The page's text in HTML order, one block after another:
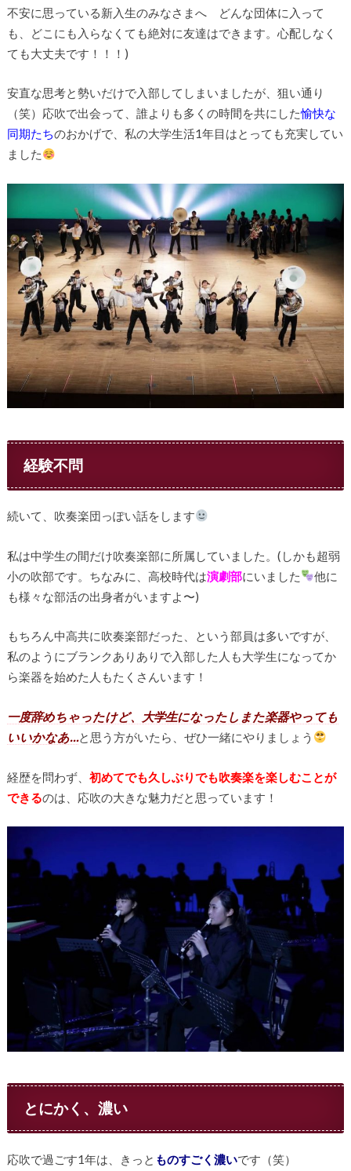
不安に思っている新入生のみなさまへ どんな団体に入って
も、どこにも入らなくても絶対に友達はできます。心配しなく
ても大丈夫です！！！)
安直な思考と勢いだけで入部してしまいましたが、狙い通り
（笑）応吹で出会って、誰よりも多くの時間を共にした愉快な
同期たちのおかげで、私の大学生活1年目はとっても充実してい
ました
経験不問
続いて、吹奏楽団っぽい話をします
私は中学生の間だけ吹奏楽部に所属していました。(しかも超弱
小の吹部です。ちなみに、高校時代は演劇部にいました
他に
も様々な部活の出身者がいますよ〜)
もちろん中高共に吹奏楽部だった、という部員は多いですが、
私のようにブランクありありで入部した人も大学生になってか
ら楽器を始めた人もたくさんいます！
一度辞めちゃったけど、大学生になったしまた楽器やっても
いいかなあ…と思う方がいたら、ぜひ一緒にやりましょう
経歴を問わず、 初めてでも久しぶりでも吹奏楽を楽しむことが
できるのは、応吹の大きな魅力だと思っています！
とにかく、濃い
応吹で過ごす1年は、きっと ものすごく濃いです（笑）